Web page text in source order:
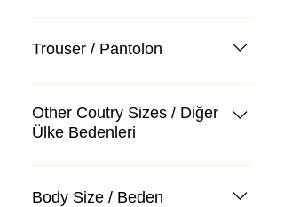
Trouser / Pantolon
Other Coutry Sizes / Diğer
Ülke Bedenleri
Body Size / Beden